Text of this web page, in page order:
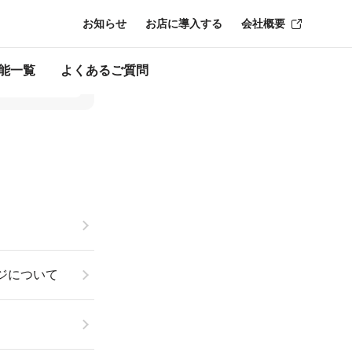
一覧 よくあるご質問
お知らせ お店に導入する 会社概要
について